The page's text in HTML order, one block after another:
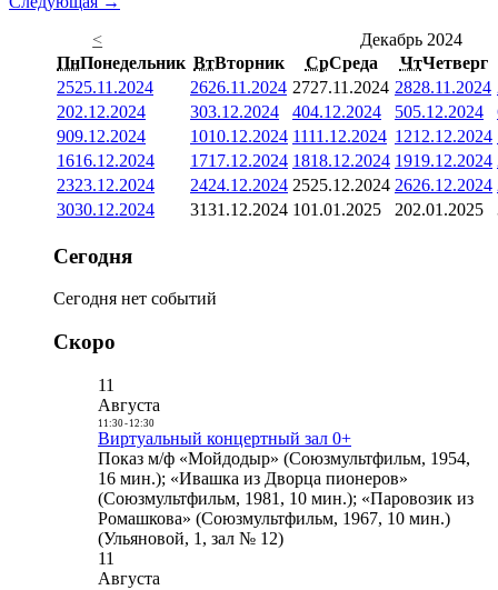
<
Декабрь 2024
ПнПонедельник ВтВторник СрСреда ЧтЧетверг
2525.11.2024 2626.11.2024 2727.11.2024 2828.11.2024
202.12.2024 303.12.2024 404.12.2024 505.12.2024
909.12.2024 1010.12.2024 1111.12.2024 1212.12.2024
1616.12.2024 1717.12.2024 1818.12.2024 1919.12.2024
2323.12.2024 2424.12.2024 2525.12.2024 2626.12.2024
3030.12.2024 3131.12.2024 101.01.2025 202.01.2025
Сегодня
Сегодня нет событий
Скоро
11
Августа
11:30- 12:30
Виртуальный концертный зал 0+
Показ м/ф «Мойдодыр» (Союзмультфильм, 1954,
16 мин.); «Ивашка из Дворца пионеров»
(Союзмультфильм, 1981, 10 мин.); «Паровозик из
Ромашкова» (Союзмультфильм, 1967, 10 мин.)
(Ульяновой, 1, зал № 12)
11
Августа